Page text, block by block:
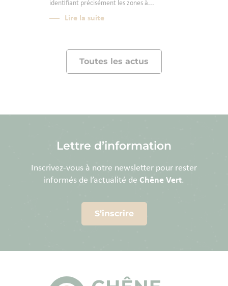
identifiant précisément les zones à...
Lire la suite
Toutes les actus
Lettre d’information
Inscrivez-vous à notre newsletter pour rester
informés de l’actualité de Chêne Vert.
S’inscrire